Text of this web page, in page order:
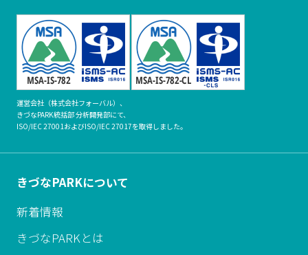
運営会社（株式会社フォーバル）、
きづなPARK統括部 分析開発部にて、
ISO/IEC 27001およびISO/IEC 27017を取得しました。
きづなPARKについて
新着情報
きづなPARKとは